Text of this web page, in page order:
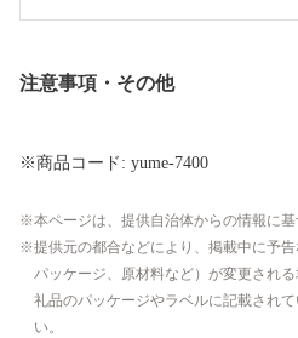
注意事項・その他
※商品コード: yume-7400
本ページは、提供自治体からの情報に基
提供元の都合などにより、掲載中に予
パッケージ、原材料など）が変更され
礼品のパッケージやラベルに記載され
い。